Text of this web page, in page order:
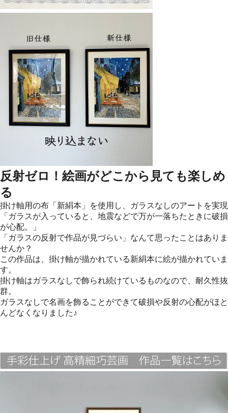
反射ゼロ！絵画がどこから見ても楽しめ
る
掛け軸用の布「新絹本」を使用し、ガラスなしのアートを実現
「ガラスが入っていると、地震などで万が一落ちたときに破損
が心配。」
「ガラスの反射で作品が見づらい」なんて思ったことはありま
せんか？
この作品は、掛け軸が描かれている新絹本に絵が描かれていま
す。
掛け軸はガラスなしで飾られ続けているものなので、耐久性抜
群。
ガラスなしで名画を飾ることができて破損や反射の心配がほと
んどなくなりました♪